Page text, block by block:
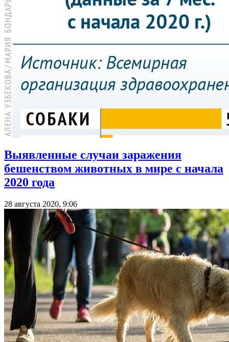
Выявленные случаи заражения
бешенством животных в мире с начала
2020 года
28 августа 2020, 9:06